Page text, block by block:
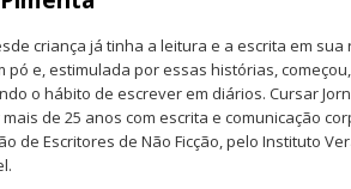
criança já tinha a leitura e a escrita em
pó e, estimulada por essas histórias,
o hábito de escrever em diários. Cursar
de 25 anos com escrita e comunicação
de Escritores de Não Ficção, pelo Instituto